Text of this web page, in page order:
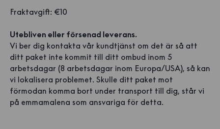
Fraktavgift: €10
Utebliven eller försenad leverans.
Vi ber dig kontakta vår kundtjänst om det är så att
ditt paket inte kommit till ditt ombud inom 5
arbetsdagar (8 arbetsdagar inom Europa/USA), så kan
vi lokalisera problemet. Skulle ditt paket mot
förmodan komma bort under transport till dig, står vi
på emmamalena som ansvariga för detta.